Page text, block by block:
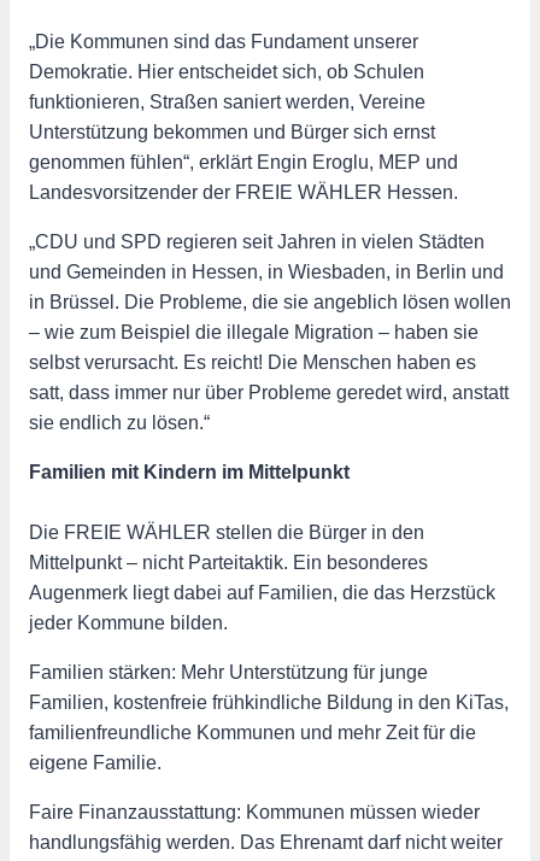
„Die Kommunen sind das Fundament unserer
Demokratie. Hier entscheidet sich, ob Schulen
funktionieren, Straßen saniert werden, Vereine
Unterstützung bekommen und Bürger sich ernst
genommen fühlen“, erklärt Engin Eroglu, MEP und
Landesvorsitzender der FREIE WÄHLER Hessen.
„CDU und SPD regieren seit Jahren in vielen Städten
und Gemeinden in Hessen, in Wiesbaden, in Berlin und
in Brüssel. Die Probleme, die sie angeblich lösen wollen
– wie zum Beispiel die illegale Migration – haben sie
selbst verursacht. Es reicht! Die Menschen haben es
satt, dass immer nur über Probleme geredet wird, anstatt
sie endlich zu lösen.“
Familien mit Kindern im Mittelpunkt
Die FREIE WÄHLER stellen die Bürger in den
Mittelpunkt – nicht Parteitaktik. Ein besonderes
Augenmerk liegt dabei auf Familien, die das Herzstück
jeder Kommune bilden.
Familien stärken: Mehr Unterstützung für junge
Familien, kostenfreie frühkindliche Bildung in den KiTas,
familienfreundliche Kommunen und mehr Zeit für die
eigene Familie.
Faire Finanzausstattung: Kommunen müssen wieder
handlungsfähig werden. Das Ehrenamt darf nicht weiter